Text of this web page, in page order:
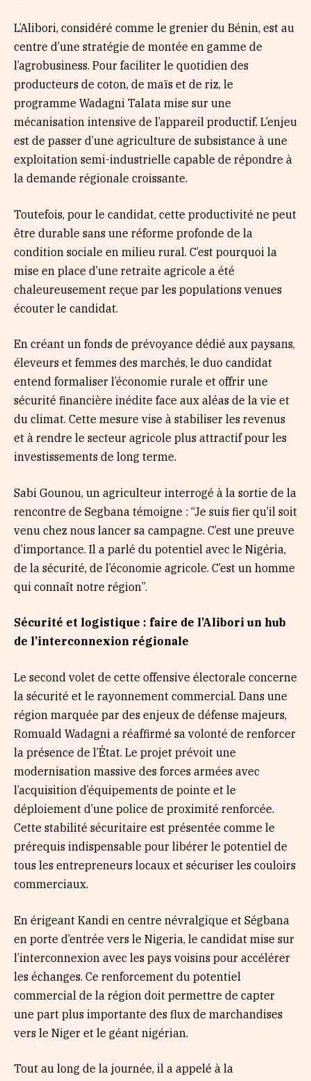
L’Alibori, considéré comme le grenier du Bénin, est au
centre d’une stratégie de montée en gamme de
l’agrobusiness. Pour faciliter le quotidien des
producteurs de coton, de maïs et de riz, le
programme Wadagni Talata mise sur une
mécanisation intensive de l’appareil productif. L’enjeu
est de passer d’une agriculture de subsistance à une
exploitation semi-industrielle capable de répondre à
la demande régionale croissante.
Toutefois, pour le candidat, cette productivité ne peut
être durable sans une réforme profonde de la
condition sociale en milieu rural. C’est pourquoi la
mise en place d’une retraite agricole a été
chaleureusement reçue par les populations venues
écouter le candidat.
En créant un fonds de prévoyance dédié aux paysans,
éleveurs et femmes des marchés, le duo candidat
entend formaliser l’économie rurale et offrir une
sécurité financière inédite face aux aléas de la vie et
du climat. Cette mesure vise à stabiliser les revenus
et à rendre le secteur agricole plus attractif pour les
investissements de long terme.
Sabi Gounou, un agriculteur interrogé à la sortie de la
rencontre de Segbana témoigne : “Je suis fier qu’il soit
venu chez nous lancer sa campagne. C’est une preuve
d’importance. Il a parlé du potentiel avec le Nigéria,
de la sécurité, de l’économie agricole. C’est un homme
qui connaît notre région”.
Sécurité et logistique : faire de l’Alibori un hub
de l’interconnexion régionale
Le second volet de cette offensive électorale concerne
la sécurité et le rayonnement commercial. Dans une
région marquée par des enjeux de défense majeurs,
Romuald Wadagni a réaffirmé sa volonté de renforcer
la présence de l’État. Le projet prévoit une
modernisation massive des forces armées avec
l’acquisition d’équipements de pointe et le
déploiement d’une police de proximité renforcée.
Cette stabilité sécuritaire est présentée comme le
prérequis indispensable pour libérer le potentiel de
tous les entrepreneurs locaux et sécuriser les couloirs
commerciaux.
En érigeant Kandi en centre névralgique et Ségbana
en porte d’entrée vers le Nigeria, le candidat mise sur
l’interconnexion avec les pays voisins pour accélérer
les échanges. Ce renforcement du potentiel
commercial de la région doit permettre de capter
une part plus importante des flux de marchandises
vers le Niger et le géant nigérian.
Tout au long de la journée, il a appelé à la